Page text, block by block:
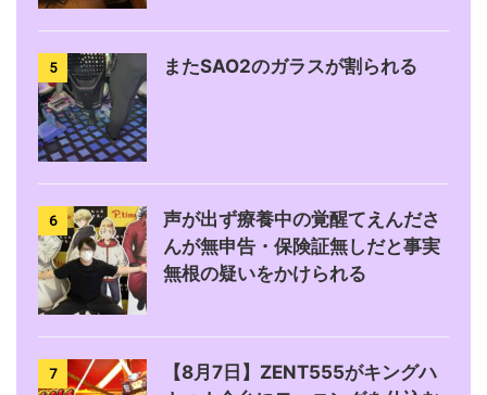
5 またSAO2のガラスが割られる
6
声が出ず療養中の覚醒てえんださ
んが無申告・保険証無しだと事実
無根の疑いをかけられる
7
【8月7日】ZENT555がキングハ